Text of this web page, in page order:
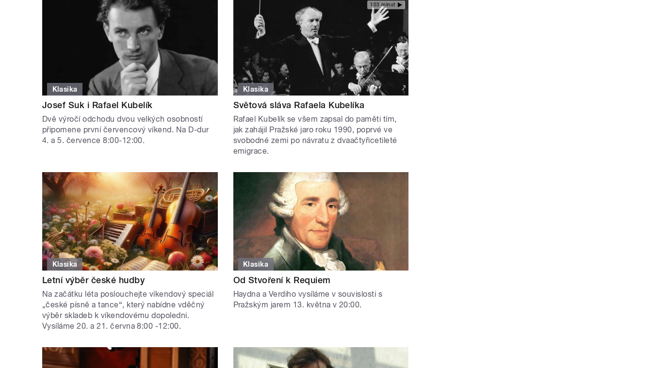
Klasika
Josef Suk i Rafael Kubelík
Dvě výročí odchodu dvou velkých osobností
připomene první červencový víkend. Na D-dur
4. a 5. července 8:00-12:00.
103 minut
Klasika
Světová sláva Rafaela Kubelíka
Rafael Kubelík se všem zapsal do paměti tím,
jak zahájil Pražské jaro roku 1990, poprvé ve
svobodné zemi po návratu z dvaačtyřicetileté
emigrace.
Klasika
Letní výběr české hudby
Na začátku léta poslouchejte víkendový speciál
„české písně a tance“, který nabídne vděčný
výběr skladeb k víkendovému dopoledni.
Vysíláme 20. a 21. června 8:00 -12:00.
Klasika
Od Stvoření k Requiem
Haydna a Verdiho vysíláme v souvislosti s
Pražským jarem 13. května v 20:00.